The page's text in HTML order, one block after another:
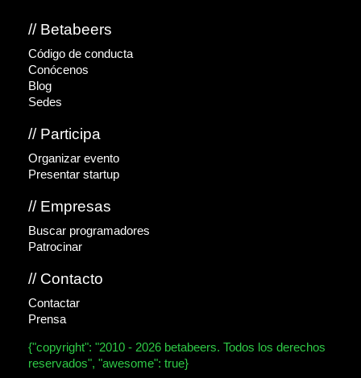
// Betabeers
Código de conducta
Conócenos
Blog
Sedes
// Participa
Organizar evento
Presentar startup
// Empresas
Buscar programadores
Patrocinar
// Contacto
Contactar
Prensa
{"copyright": "2010 - 2026 betabeers. Todos los derechos
reservados", "awesome": true}